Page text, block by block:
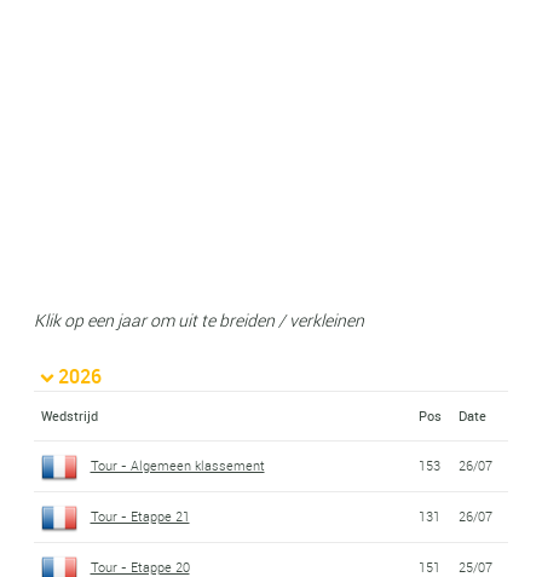
Klik op een jaar om uit te breiden / verkleinen
2026
Wedstrijd Pos Date
Tour - Algemeen klassement 153 26/07
Tour - Etappe 21 131 26/07
Tour - Etappe 20 151 25/07